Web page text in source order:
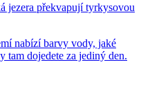
jezera překvapují tyrkysovou
nabízí barvy vody, jaké
tam dojedete za jediný den.